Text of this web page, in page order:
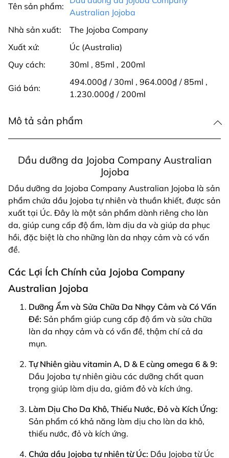
Tên sản phẩm:
Australian Jojoba
Nhà sản xuất:
The Jojoba Company
Xuất xứ:
Úc (Australia)
Quy cách:
30ml , 85ml , 200ml
Giá bán:
494.000₫ / 30ml , 964.000₫ / 85ml ,
1.230.000₫ / 200ml
Mô tả sản phẩm
Dầu dưỡng da Jojoba Company Australian
Jojoba
Dầu dưỡng da Jojoba Company Australian Jojoba là sản
phẩm chứa dầu Jojoba tự nhiên và thuần khiết, được sản
xuất tại Úc. Đây là một sản phẩm dành riêng cho làn
da, giúp cung cấp độ ẩm, làm dịu da và giúp da phục
hồi, đặc biệt là cho những làn da nhạy cảm và có vấn
đề.
Các Lợi Ích Chính của Jojoba Company
Australian Jojoba
Dưỡng Ẩm và Sửa Chữa Da Nhạy Cảm và Có Vấn
Đề: Sản phẩm giúp cung cấp độ ẩm và sửa chữa
làn da nhạy cảm và có vấn đề, thậm chí cả da
mụn.
Tự Nhiên giàu vitamin A, D & E cùng omega 6 & 9:
Dầu Jojoba tự nhiên giàu các dưỡng chất quan
trọng giúp làm dịu da, giảm đỏ và kích ứng.
Làm Dịu Cho Da Khô, Thiếu Nước, Đỏ và Kích Ứng:
Sản phẩm có khả năng làm dịu cho làn da khô,
thiếu nước, đỏ và kích ứng.
Chứa dầu Jojoba tự nhiên từ Úc: Dầu Jojoba từ Úc